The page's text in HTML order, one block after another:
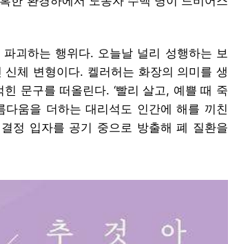
괴하는 행위다. 오늘날 널리 성행하는 보
체 변형이다. 켈러허는 화장의 의미를 생
문구를 떠올린다. ‘빨리 살고, 예쁠 때 죽
움을 더하는 대리석도 인간에 해를 끼친
정 입자를 공기 중으로 방출해 폐 질환을